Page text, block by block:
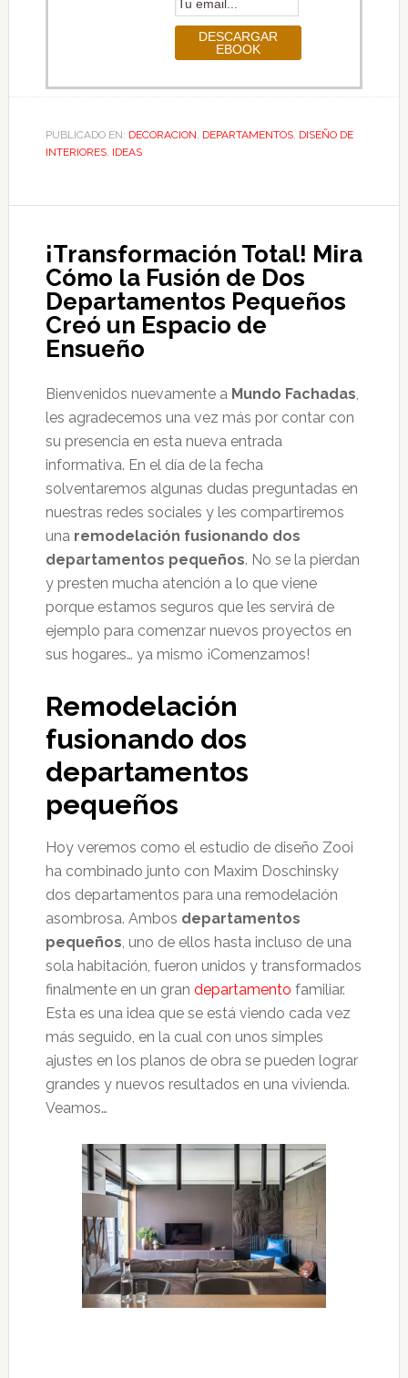
PUBLICADO EN: DECORACION, DEPARTAMENTOS, DISEÑO DE
INTERIORES, IDEAS
¡Transformación Total! Mira
Cómo la Fusión de Dos
Departamentos Pequeños
Creó un Espacio de
Ensueño
Bienvenidos nuevamente a Mundo Fachadas,
les agradecemos una vez más por contar con
su presencia en esta nueva entrada
informativa. En el día de la fecha
solventaremos algunas dudas preguntadas en
nuestras redes sociales y les compartiremos
una remodelación fusionando dos
departamentos pequeños. No se la pierdan
y presten mucha atención a lo que viene
porque estamos seguros que les servirá de
ejemplo para comenzar nuevos proyectos en
sus hogares… ya mismo ¡Comenzamos!
Remodelación
fusionando dos
departamentos
pequeños
Hoy veremos como el estudio de diseño Zooi
ha combinado junto con Maxim Doschinsky
dos departamentos para una remodelación
asombrosa. Ambos departamentos
pequeños, uno de ellos hasta incluso de una
sola habitación, fueron unidos y transformados
finalmente en un gran departamento familiar.
Esta es una idea que se está viendo cada vez
más seguido, en la cual con unos simples
ajustes en los planos de obra se pueden lograr
grandes y nuevos resultados en una vivienda.
Veamos…